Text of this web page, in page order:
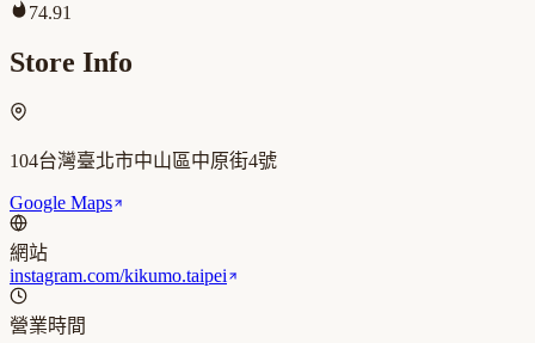
74.91
Store Info
104台灣臺北市中山區中原街4號
Google Maps
網站
instagram.com/kikumo.taipei
營業時間